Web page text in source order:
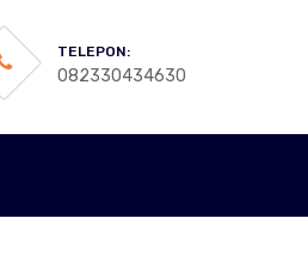
TELEPON:
082330434630